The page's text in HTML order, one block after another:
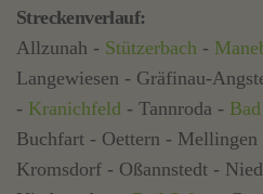
Streckenverlauf:
Allzunah - Stützerbach -
Langewiesen - Gräfinau-
- Kranichfeld - Tannroda -
Buchfart - Oettern -
Kromsdorf - Oßannstedt -